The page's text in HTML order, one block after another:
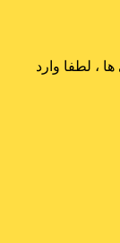
، لطفا وارد